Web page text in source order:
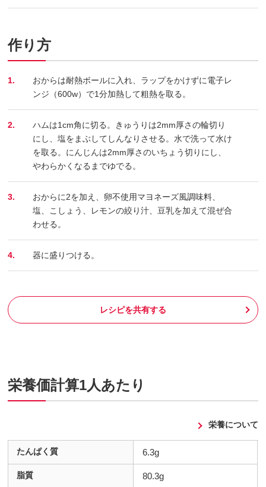
作り方
1.
おからは耐熱ボールに入れ、ラップをかけずに電子レ
ンジ（600w）で1分加熱して粗熱を取る。
2.
ハムは1cm角に切る。きゅうりは2mm厚さの輪切り
にし、塩をまぶしてしんなりさせる。水で洗って水け
を取る。にんじんは2mm厚さのいちょう切りにし、
やわらかくなるまでゆでる。
3.
おからに2を加え、卵不使用マヨネーズ風調味料、
塩、こしょう、レモンの絞り汁、豆乳を加えて混ぜ合
わせる。
4. 器に盛りつける。
レシピを共有する
栄養価計算1人あたり
栄養について
たんぱく質 6.3g
脂質 80.3g